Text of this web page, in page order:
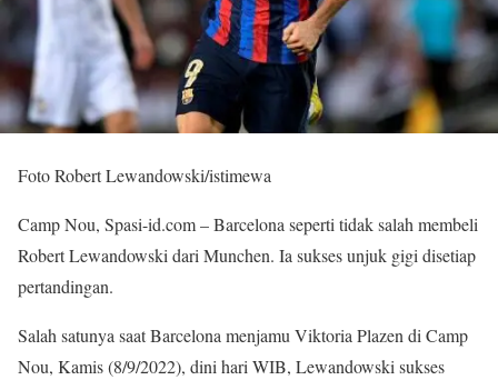
Foto Robert Lewandowski/istimewa
Camp Nou, Spasi-id.com – Barcelona seperti tidak salah membeli
Robert Lewandowski dari Munchen. Ia sukses unjuk gigi disetiap
pertandingan.
Salah satunya saat Barcelona menjamu Viktoria Plazen di Camp
Nou, Kamis (8/9/2022), dini hari WIB, Lewandowski sukses